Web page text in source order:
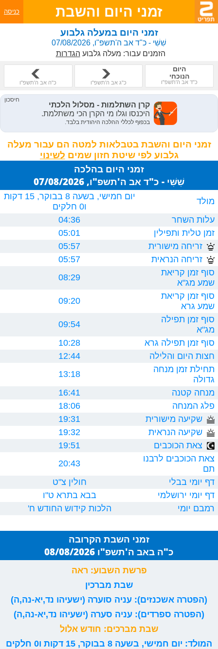
זמני היום והשבת כניסה
זמני היום במעלה גלבוע
שִׁשִּׁי - כ"ד אב ה'תשפ"ו, 07/08/2026
הזמנים עבור: מעלה גלבוע הגדרות
היום
הנוכחי
כ"ד אב ה'תשפ"ו כ"ג אב ה'תשפ"ו כ"ה אב ה'תשפ"ו
זמני היום והשבת בטבלאות למטה הם עבור מעלה
גלבוע לפי שיטת חזון שמים
זמני היום בהלכה
שִׁשִּׁי - כ"ד אב ה'תשפ"ו, 07/08/2026
מולד
יום חמישי, בשעה 8 בבוקר, 15 דקות
ו0 חלקים
עלות השחר
04:36
זמן טלית ותפילין
05:01
זריחה מישורית
05:57
זריחה הנראית
05:57
סוף זמן קריאת
שמע מג"א
08:29
סוף זמן קריאת
שמע גרא
09:20
סוף זמן תפילה
מג"א
09:54
סוף זמן תפילה גרא
10:28
חצות היום והלילה
12:44
תחילת זמן מנחה
גדולה
13:18
מנחה קטנה
16:41
פלג המנחה
18:06
שקיעה מישורית
19:31
שקיעה הנראית
19:32
צאת הכוכבים
19:51
צאת הכוכבים לרבנו
תם
20:43
דף יומי בבלי
חולין צ"ט
דף יומי ירושלמי
בבא בתרא ט"ו
רמבם יומי
הלכות קידוש החודש ח'
זמני השבת הקרובה
כ"ה באב ה'תשפ"ו 08/08/2026
פרשת השבוע: ראה
שבת מברכין
(הפטרה אשכנזים): עניה סוערה (ישעיהו נד,יא-נה,ה)
(הפטרה ספרדים): עניה סערה (ישעיהו נד,יא-נה,ה)
שבת מברכים: חודש אלול
המולד: יום חמישי, בשעה 8 בבוקר, 15 דקות ו0 חלקים